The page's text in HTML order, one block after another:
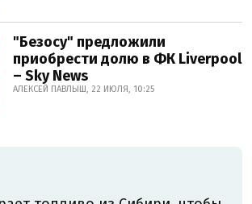
"Безосу" предложили
приобрести долю в ФК Liverpool
– Sky News
АЛЕКСЕЙ ПАВЛЫШ, 22 ИЮЛЯ, 10:25